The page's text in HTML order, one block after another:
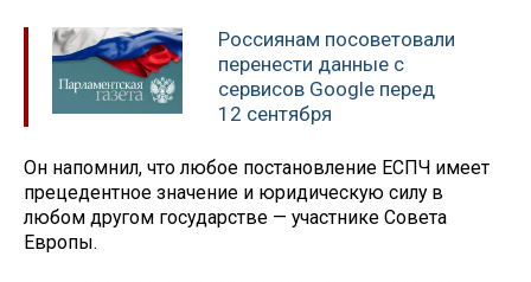
Россиянам посоветовали
перенести данные с
сервисов Google перед
12 сентября
Он напомнил, что любое постановление ЕСПЧ имеет
прецедентное значение и юридическую силу в
любом другом государстве — участнике Совета
Европы.